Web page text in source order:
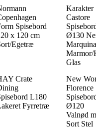
Spisebord
x 120 cm
Egetræ
Karakter
Castore
Ø130
Marquina
Marmor/
Glas
Crate
L180
Fyrretræ
New
Florence
Ø120
Valnød
Sort Stel